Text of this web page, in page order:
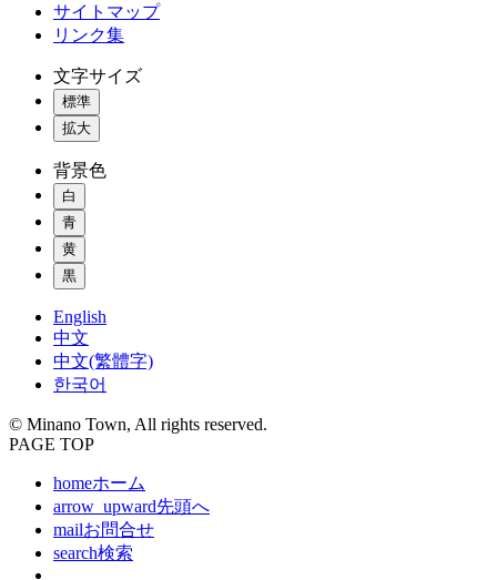
サイトマップ
リンク集
文字サイズ
標準
拡大
背景色
白
青
黄
黒
English
中文
中文(繁體字)
한국어
© Minano Town, All rights reserved.
PAGE TOP
homeホーム
arrow_upward先頭へ
mailお問合せ
search検索